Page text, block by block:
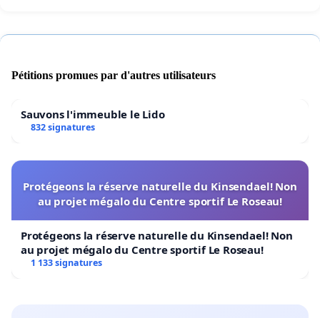
Pétitions promues par d'autres utilisateurs
Sauvons l'immeuble le Lido
832 signatures
Protégeons la réserve naturelle du Kinsendael! Non
au projet mégalo du Centre sportif Le Roseau!
Protégeons la réserve naturelle du Kinsendael! Non
au projet mégalo du Centre sportif Le Roseau!
1 133 signatures